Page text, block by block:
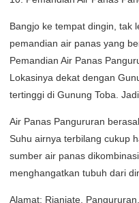
Bangjo ke tempat dingin, tak
pemandian air panas yang
Pemandian Air Panas
Lokasinya dekat dengan
tertinggi di Gunung Toba.
Air Panas Pangururan
Suhu airnya terbilang cukup
sumber air panas
menghangatkan tubuh dari
Alamat: Rianiate,